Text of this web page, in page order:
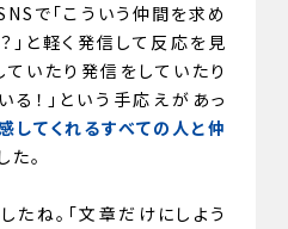
で「こういう仲間を求め
」と軽く発信して反応を見
ていたり発信をしていたり
る！」という手応えがあっ
してくれるすべての人と仲
た。
たね。「文章だけにしよう